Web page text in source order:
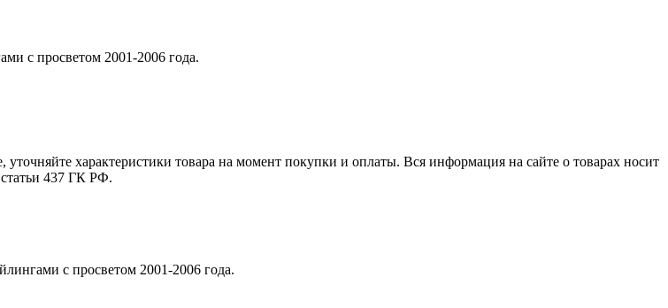
с просветом 2001-2006 года.
характеристики товара на момент покупки и оплаты. Вся информация на сайте о товарах носит
статьи 437 ГК РФ.
с просветом 2001-2006 года.